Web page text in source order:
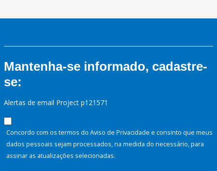
Mantenha-se informado, cadastre-
se:
Alertas de email Project p121571
Concordo com os termos do Aviso de Privacidade e consinto que meus
dados pessoais sejam processados, na medida do necessário, para
assinar as atualizações selecionadas.